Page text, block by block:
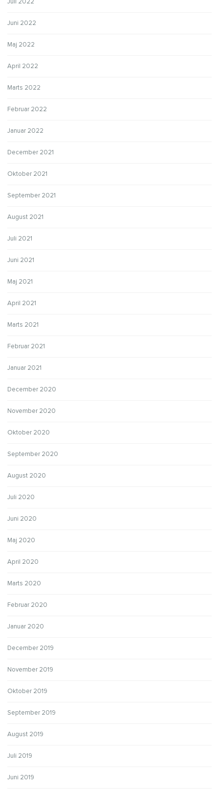
Juni 2022
Maj 2022
April 2022
Marts 2022
Februar 2022
Januar 2022
December 2021
Oktober 2021
September 2021
August 2021
Juli 2021
Juni 2021
Maj 2021
April 2021
Marts 2021
Februar 2021
Januar 2021
December 2020
November 2020
Oktober 2020
September 2020
August 2020
Juli 2020
Juni 2020
Maj 2020
April 2020
Marts 2020
Februar 2020
Januar 2020
December 2019
November 2019
Oktober 2019
September 2019
August 2019
Juli 2019
Juni 2019